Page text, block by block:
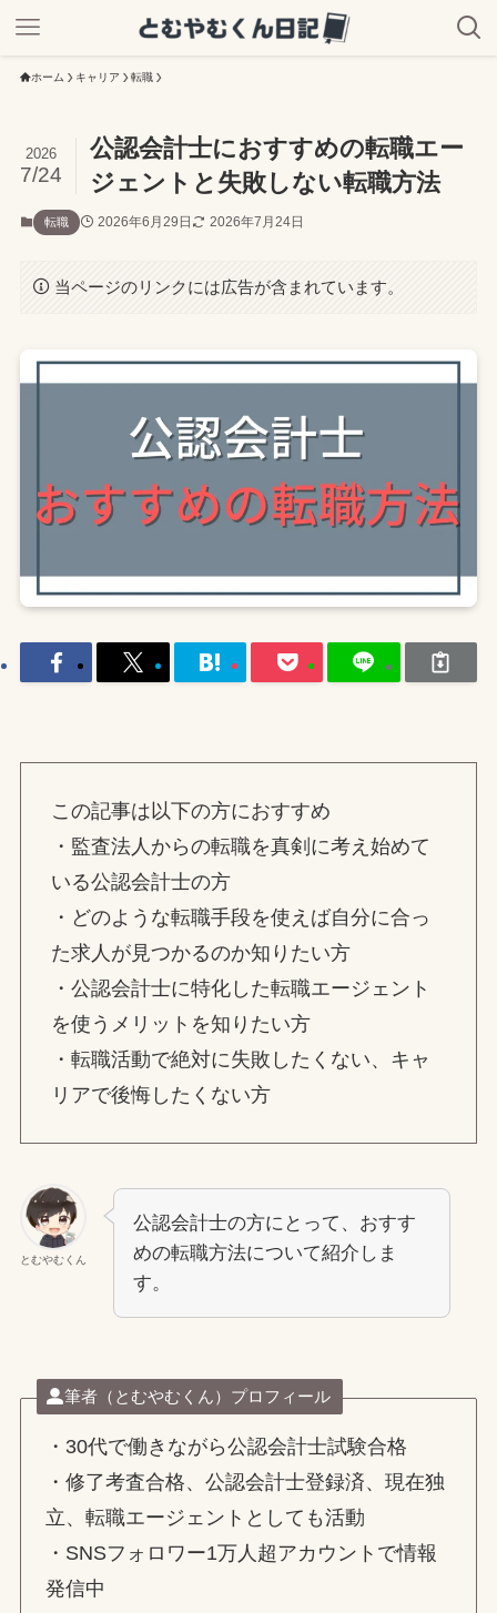
ホーム キャリア 転職
公認会計士におすすめの転職エー
ジェントと失敗しない転職方法
2026
7/24
転職 2026年6月29日 2026年7月24日
当ページのリンクには広告が含まれています。
この記事は以下の方におすすめ
・監査法人からの転職を真剣に考え始めて
いる公認会計士の方
・どのような転職手段を使えば自分に合っ
た求人が見つかるのか知りたい方
・公認会計士に特化した転職エージェント
を使うメリットを知りたい方
・転職活動で絶対に失敗したくない、キャ
リアで後悔したくない方
とむやむくん
公認会計士の方にとって、おすす
めの転職方法について紹介しま
す。
筆者（とむやむくん）プロフィール
・30代で働きながら公認会計士試験合格
・修了考査合格、公認会計士登録済、現在独
立、転職エージェントとしても活動
・SNSフォロワー1万人超アカウントで情報
発信中